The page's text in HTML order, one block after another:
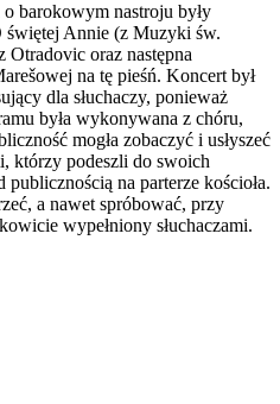
barokowym nastroju były
świętej Annie (z Muzyki św.
oraz następna
na tę pieśń. Koncert był
dla słuchaczy, ponieważ
była wykonywana z chóru,
mogła zobaczyć i usłyszeć
którzy podeszli do swoich
na parterze kościoła.
a nawet spróbować, przy
wypełniony słuchaczami.